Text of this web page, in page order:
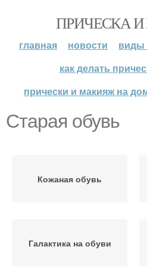
ПРИЧЕСКА
главная новости
виды
как делать
прически и макияж на
Старая обувь
Кожаная обувь
Галактика на обуви